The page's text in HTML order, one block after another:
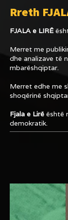
Rreth
FJALA e LIRË
Merret me
dhe analizave të
mbarëshqiptar.
Merret edhe me
shoqërinë
Fjala e Lirë është
demokratik.